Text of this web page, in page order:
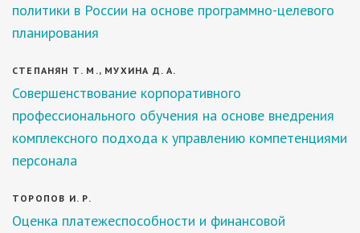
политики в России на основе программно-целевого
планирования
СТЕПАНЯН Т. М., МУХИНА Д. А.
Совершенствование корпоративного
профессионального обучения на основе внедрения
комплексного подхода к управлению компетенциями
персонала
ТОРОПОВ И. Р.
Оценка платежеспособности и финансовой